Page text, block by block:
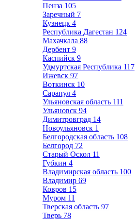
Пенза 105
Заречный 7
Кузнецк 4
Республика Дагестан 124
Махачкала 88
Дербент 9
Каспийск 9
Удмуртская Республика 117
Ижевск 97
Воткинск 10
Сарапул 4
Ульяновская область 111
Ульяновск 94
Димитровград 14
Новоульяновск 1
Белгородская область 108
Белгород 72
Старый Оскол 11
Губкин 4
Владимирская область 100
Владимир 69
Ковров 15
Муром 11
Тверская область 97
Тверь 78